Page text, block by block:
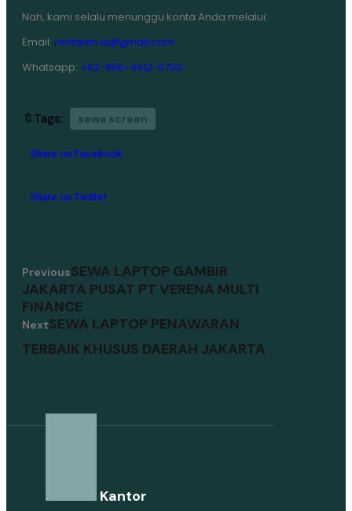
Nah, kami selalu menunggu konta Anda melalui:
Email: rentalan.id@gmail.com
Whatsapp: +62-856-4912-0700
🔖Tags: sewa screen
Share on Facebook
Share on Twitter
PreviousSEWA LAPTOP GAMBIR
JAKARTA PUSAT PT VERENA MULTI
FINANCE
NextSEWA LAPTOP PENAWARAN
TERBAIK KHUSUS DAERAH JAKARTA
Alamat Kantor